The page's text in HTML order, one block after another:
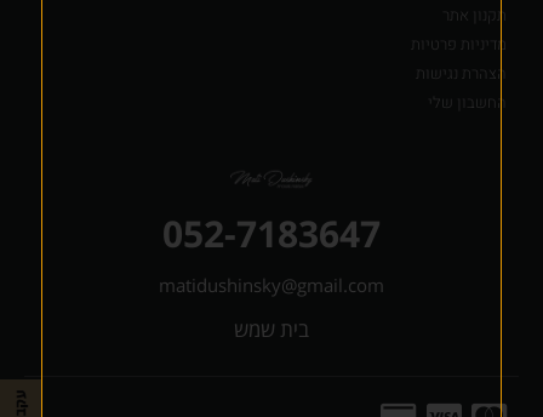
תקנון אתר
מדיניות פרטיות
הצהרת נגישות
החשבון שלי
052-7183647
matidushinsky@gmail.com
בית שמש